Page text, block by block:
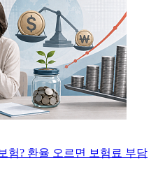
험? 환율 오르면 보험료 부담